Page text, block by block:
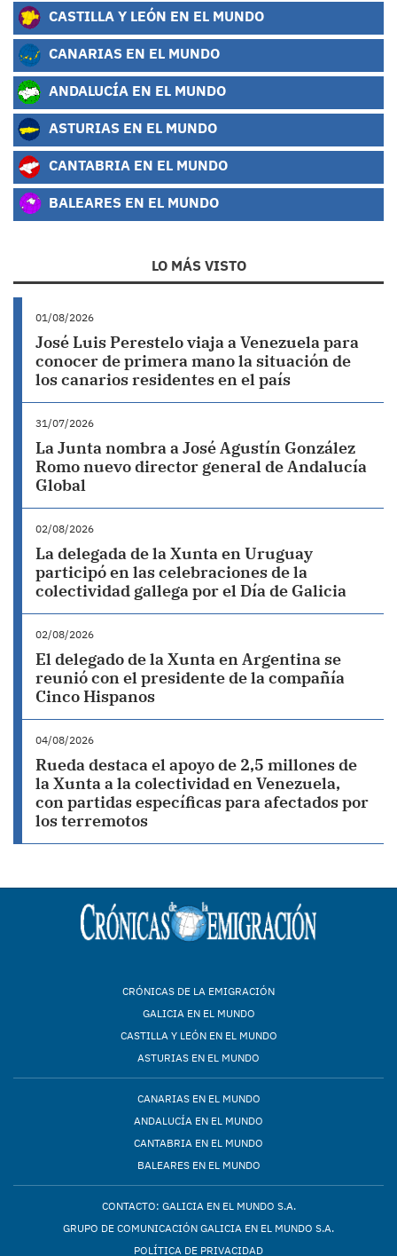
CASTILLA Y LEÓN EN EL MUNDO
CANARIAS EN EL MUNDO
ANDALUCÍA EN EL MUNDO
ASTURIAS EN EL MUNDO
CANTABRIA EN EL MUNDO
BALEARES EN EL MUNDO
LO MÁS VISTO
01/08/2026
José Luis Perestelo viaja a Venezuela para
conocer de primera mano la situación de
los canarios residentes en el país
31/07/2026
La Junta nombra a José Agustín González
Romo nuevo director general de Andalucía
Global
02/08/2026
La delegada de la Xunta en Uruguay
participó en las celebraciones de la
colectividad gallega por el Día de Galicia
02/08/2026
El delegado de la Xunta en Argentina se
reunió con el presidente de la compañía
Cinco Hispanos
04/08/2026
Rueda destaca el apoyo de 2,5 millones de
la Xunta a la colectividad en Venezuela,
con partidas específicas para afectados por
los terremotos
CRÓNICAS DE LA EMIGRACIÓN
GALICIA EN EL MUNDO
CASTILLA Y LEÓN EN EL MUNDO
ASTURIAS EN EL MUNDO
CANARIAS EN EL MUNDO
ANDALUCÍA EN EL MUNDO
CANTABRIA EN EL MUNDO
BALEARES EN EL MUNDO
CONTACTO: GALICIA EN EL MUNDO S.A.
GRUPO DE COMUNICACIÓN GALICIA EN EL MUNDO S.A.
POLÍTICA DE PRIVACIDAD